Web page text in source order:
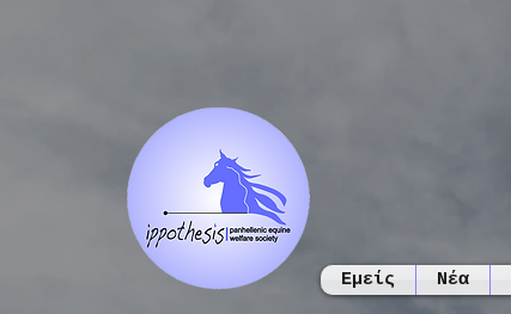
Εμείς Νέα